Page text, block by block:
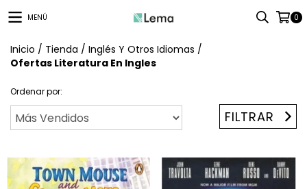
MENÚ 0
Inicio / Tienda / Inglés Y Otros Idiomas /
Ofertas Literatura En Ingles
Ordenar por:
FILTRAR